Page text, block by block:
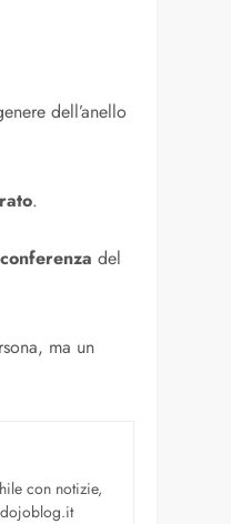
dell’anello
.
del
ma un
con notizie,